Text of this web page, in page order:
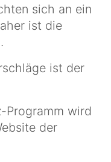
sich an ein
ist die
ist der
Programm wird
der